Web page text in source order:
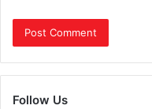
Follow Us